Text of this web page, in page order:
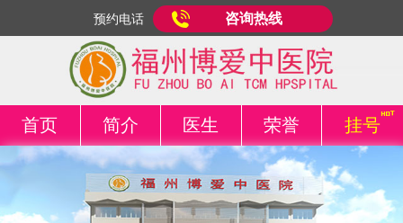
预约电话 咨询热线
首页 简介 医生 荣誉 挂号